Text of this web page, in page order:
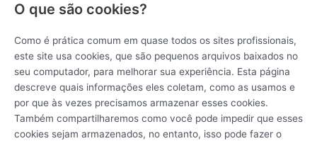
O que são cookies?
Como é prática comum em quase todos os sites profissionais,
este site usa cookies, que são pequenos arquivos baixados no
seu computador, para melhorar sua experiência. Esta página
descreve quais informações eles coletam, como as usamos e
por que às vezes precisamos armazenar esses cookies.
Também compartilharemos como você pode impedir que esses
cookies sejam armazenados, no entanto, isso pode fazer o